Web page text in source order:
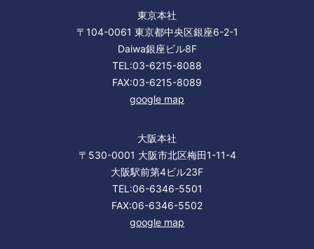
東京本社
〒104-0061 東京都中央区銀座6-2-1
Daiwa銀座ビル8F
TEL:03-6215-8088
FAX:03-6215-8089
google map
大阪本社
〒530-0001 大阪市北区梅田1-11-4
大阪駅前第4ビル23F
TEL:06-6346-5501
FAX:06-6346-5502
google map